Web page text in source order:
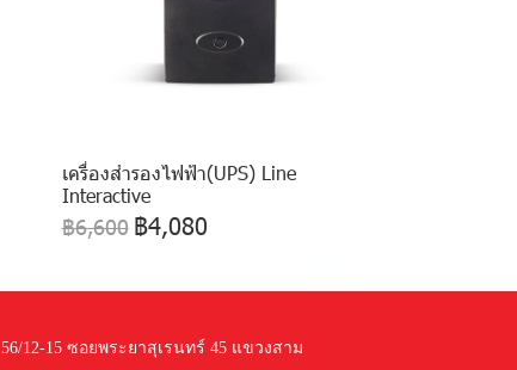
เครื่องสำรองไฟฟ้า(UPS) Line
Interactive
฿6,600 ฿4,080
56/12-15 ซอยพระยาสุเรนทร์ 45 แขวงสาม